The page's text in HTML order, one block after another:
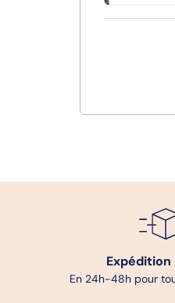
Expédition
En 24h-48h pour